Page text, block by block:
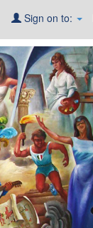
Sign on to: